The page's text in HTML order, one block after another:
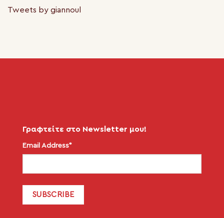
Tweets by giannoul
Γραφτείτε στο Newsletter μου!
Email Address*